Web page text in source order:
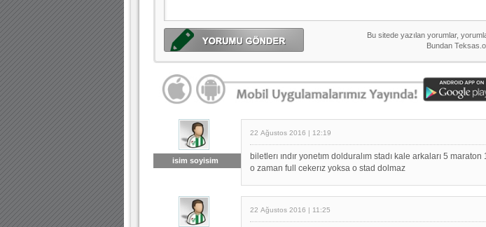
isim soyisim
22 Ağustos 2016 | 12:19
biletlerı ındır yonetım dolduralım stadı kale arkaları 5
o zaman full cekerız yoksa o stad dolmaz
22 Ağustos 2016 | 11:25